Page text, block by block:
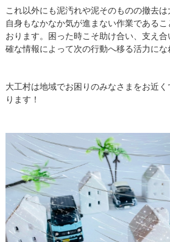
これ以外にも泥汚れや泥そのものの撤去
自身もなかなか気が進まない作業である
おります。困った時こそ助け合い、支え
確な情報によって次の行動へ移る活力にな
大工村は地域でお困りのみなさまをお近
ります！